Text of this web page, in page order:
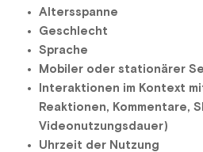
Altersspanne
Geschlecht
Sprache
Mobiler oder stationärer
Interaktionen im Kontext
Reaktionen, Kommentare,
Videonutzungsdauer)
Uhrzeit der Nutzung